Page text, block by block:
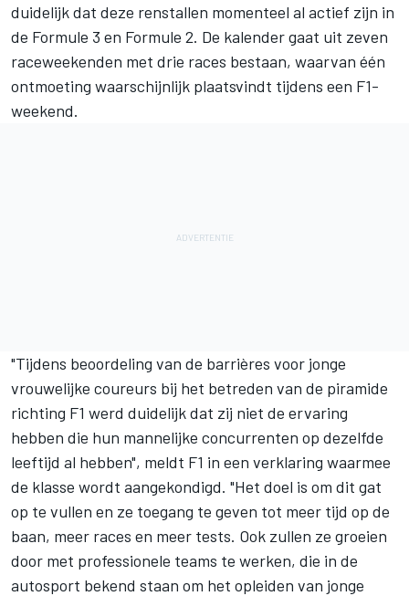
duidelijk dat deze renstallen momenteel al actief zijn in
de Formule 3 en Formule 2. De kalender gaat uit zeven
raceweekenden met drie races bestaan, waarvan één
ontmoeting waarschijnlijk plaatsvindt tijdens een F1-
weekend.
"Tijdens beoordeling van de barrières voor jonge
vrouwelijke coureurs bij het betreden van de piramide
richting F1 werd duidelijk dat zij niet de ervaring
hebben die hun mannelijke concurrenten op dezelfde
leeftijd al hebben", meldt F1 in een verklaring waarmee
de klasse wordt aangekondigd. "Het doel is om dit gat
op te vullen en ze toegang te geven tot meer tijd op de
baan, meer races en meer tests. Ook zullen ze groeien
door met professionele teams te werken, die in de
autosport bekend staan om het opleiden van jonge